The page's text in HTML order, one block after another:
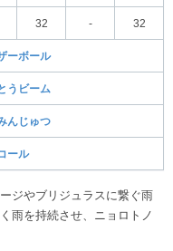
32 - 32
ーボール
うビーム
んじゅつ
ール
ジやブリジュラスに繋ぐ雨
雨を持続させ、ニョロトノ